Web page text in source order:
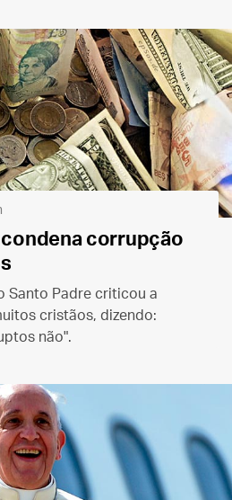
condena corrupção
Santo Padre criticou a
cristãos, dizendo:
não".